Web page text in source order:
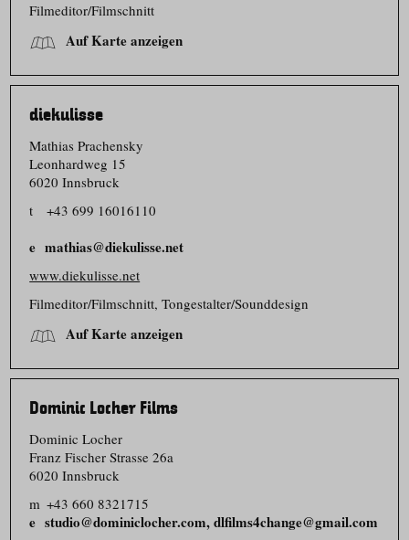
Filmeditor/​Filmschnitt
Auf Karte anzeigen
diekulisse
Mathias Prachensky
Leonhardweg 15
6020 Innsbruck
t
+43 699 16016110
mathias@diekulisse.net
www.diekulisse.net
Filmeditor/​Filmschnitt, Tongestalter/​Sounddesign
Auf Karte anzeigen
Dominic Locher Films
Dominic Locher
Franz Fischer Strasse 26a
6020 Innsbruck
m +43 660 8321715
studio@dominiclocher.com, dlfilms4change@gmail.com